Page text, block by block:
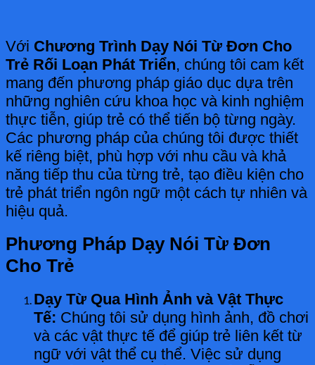
Với Chương Trình Dạy Nói Từ Đơn Cho
Trẻ Rối Loạn Phát Triển, chúng tôi cam kết
mang đến phương pháp giáo dục dựa trên
những nghiên cứu khoa học và kinh nghiệm
thực tiễn, giúp trẻ có thể tiến bộ từng ngày.
Các phương pháp của chúng tôi được thiết
kế riêng biệt, phù hợp với nhu cầu và khả
năng tiếp thu của từng trẻ, tạo điều kiện cho
trẻ phát triển ngôn ngữ một cách tự nhiên và
hiệu quả.
Phương Pháp Dạy Nói Từ Đơn
Cho Trẻ
Dạy Từ Qua Hình Ảnh và Vật Thực
Tế: Chúng tôi sử dụng hình ảnh, đồ chơi
và các vật thực tế để giúp trẻ liên kết từ
ngữ với vật thể cụ thể. Việc sử dụng